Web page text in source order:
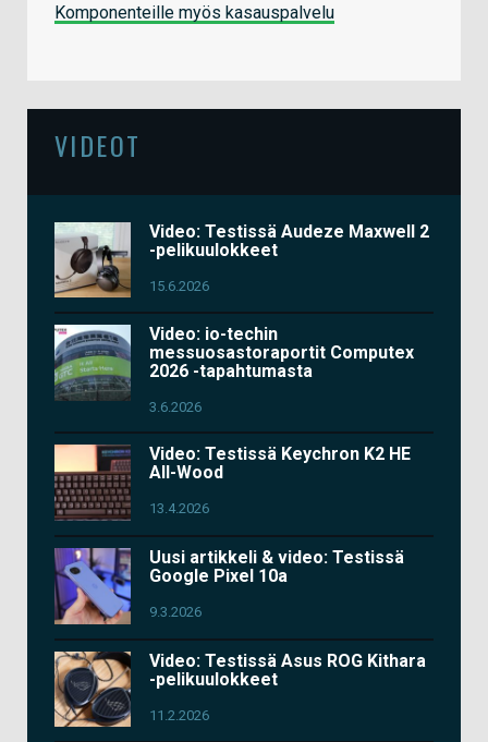
Komponenteille myös kasauspalvelu
VIDEOT
Video: Testissä Audeze Maxwell 2
-pelikuulokkeet
15.6.2026
Video: io-techin
messuosastoraportit Computex
2026 -tapahtumasta
3.6.2026
Video: Testissä Keychron K2 HE
All-Wood
13.4.2026
Uusi artikkeli & video: Testissä
Google Pixel 10a
9.3.2026
Video: Testissä Asus ROG Kithara
-pelikuulokkeet
11.2.2026